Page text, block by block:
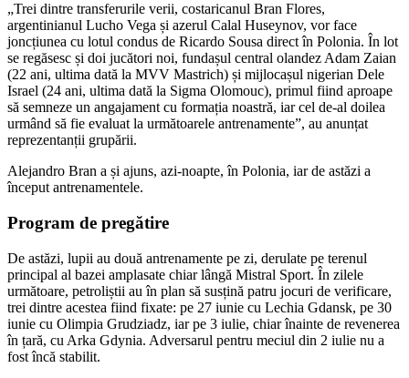
„Trei dintre transferurile verii, costaricanul Bran Flores,
argentinianul Lucho Vega și azerul Calal Huseynov, vor face
joncțiunea cu lotul condus de Ricardo Sousa direct în Polonia. În lot
se regăsesc și doi jucători noi, fundașul central olandez Adam Zaian
(22 ani, ultima dată la MVV Mastrich) și mijlocașul nigerian Dele
Israel (24 ani, ultima dată la Sigma Olomouc), primul fiind aproape
să semneze un angajament cu formația noastră, iar cel de-al doilea
urmând să fie evaluat la următoarele antrenamente”, au anunțat
reprezentanții grupării.
Alejandro Bran a și ajuns, azi-noapte, în Polonia, iar de astăzi a
început antrenamentele.
Program de pregătire
De astăzi, lupii au două antrenamente pe zi, derulate pe terenul
principal al bazei amplasate chiar lângă Mistral Sport. În zilele
următoare, petroliștii au în plan să susțină patru jocuri de verificare,
trei dintre acestea fiind fixate: pe 27 iunie cu Lechia Gdansk, pe 30
iunie cu Olimpia Grudziadz, iar pe 3 iulie, chiar înainte de revenerea
în țară, cu Arka Gdynia. Adversarul pentru meciul din 2 iulie nu a
fost încă stabilit.